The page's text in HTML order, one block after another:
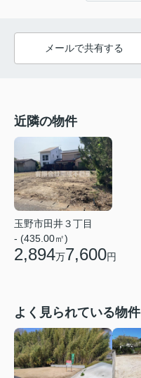
メールで共有する
近隣の物件
玉野市田井３丁目
- (435.00㎡)
2,894万7,600円
よく見られている物件